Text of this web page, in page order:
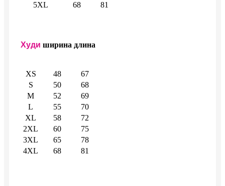
5XL
68 81
Худи ширина длина
XS 48
67
S
50
68
M
52
69
L
55
70
XL
58
72
2XL
60
75
3XL
65
78
4XL
68 81